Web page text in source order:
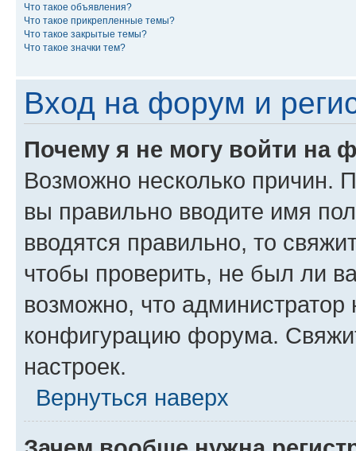
Что такое объявления?
Что такое прикрепленные темы?
Что такое закрытые темы?
Что такое значки тем?
Вход на форум и
Почему я не могу войти на
Возможно несколько причин.
вы правильно вводите имя
вводятся правильно, то
чтобы проверить, не был ли
возможно, что администратор
конфигурацию форума.
настроек.
Вернуться наверх